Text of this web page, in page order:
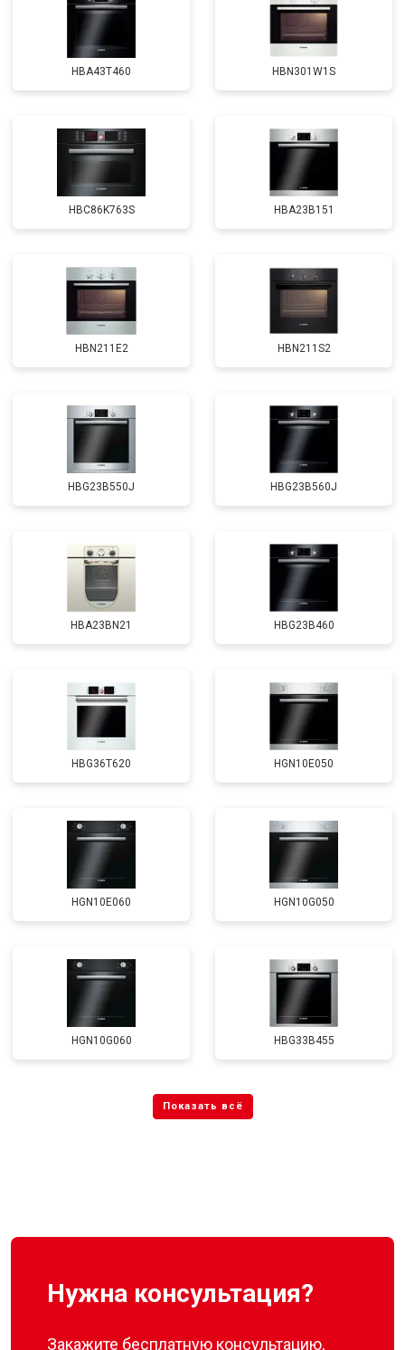
HBA43T460 HBN301W1S
HBC86K763S HBA23B151
HBN211E2 HBN211S2
HBG23B550J HBG23B560J
HBA23BN21 HBG23B460
HBG36T620 HGN10E050
HGN10E060 HGN10G050
HGN10G060 HBG33B455
Нужна консультация?
Закажите бесплатную консультацию,